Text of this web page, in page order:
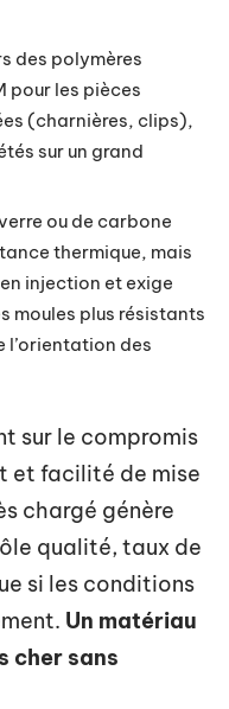
des polymères
pour les pièces
(charnières, clips),
sur un grand
ou de carbone
thermique, mais
injection et exige
moules plus résistants
l’orientation des
sur le compromis
et facilité de mise
chargé génère
qualité, taux de
si les conditions
Un matériau
cher sans